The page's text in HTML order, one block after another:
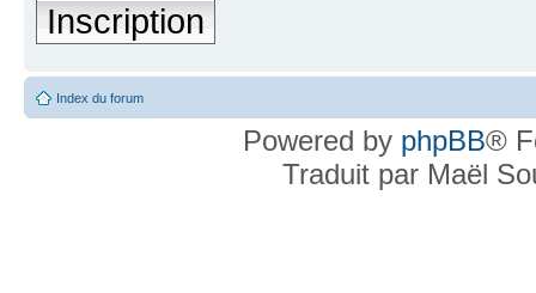
Inscription
Index du forum
Powered by phpBB®
Traduit par Maël